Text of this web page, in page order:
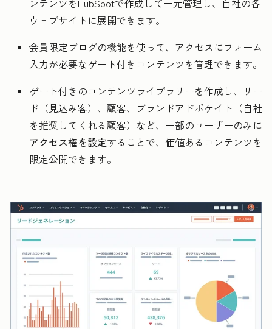
ンテンツをHubSpotで作成して一元管理し、自社の各
ウェブサイトに展開できます。
会員限定ブログの機能を使って、アクセスにフォーム
入力が必要なゲート付きコンテンツを管理できます。
ゲート付きのコンテンツライブラリーを作成し、リー
ド（見込み客）、顧客、ブランドアドボケイト（自社
を推奨してくれる顧客）など、一部のユーザーのみに
アクセス権を設定することで、価値あるコンテンツを
限定公開できます。